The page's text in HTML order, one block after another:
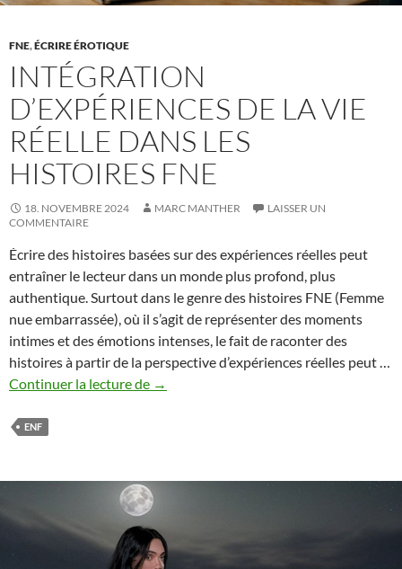
FNE,ÉCRIRE ÉROTIQUE
INTÉGRATION
D’EXPÉRIENCES DE LA VIE
RÉELLE DANS LES
HISTOIRES FNE
18. NOVEMBRE 2024 MARC MANTHER
LAISSER UN
COMMENTAIRE
Écrire des histoires basées sur des expériences réelles peut
entraîner le lecteur dans un monde plus profond, plus
authentique. Surtout dans le genre des histoires FNE (Femme
nue embarrassée), où il s’agit de représenter des moments
intimes et des émotions intenses, le fait de raconter des
histoires à partir de la perspective d’expériences réelles peut …
Continuer la lecture de Intégration
réelle
les
histoires
→
ENF